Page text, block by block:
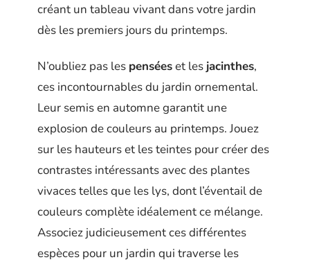
créant un tableau vivant dans votre jardin
dès les premiers jours du printemps.
N’oubliez pas les penséeset les jacinthes,
ces incontournables du jardin ornemental.
Leur semis en automne garantit une
explosion de couleurs au printemps. Jouez
sur les hauteurs et les teintes pour créer des
contrastes intéressants avec des plantes
vivaces telles que les lys, dont l’éventail de
couleurs complète idéalement ce mélange.
Associez judicieusement ces différentes
espèces pour un jardin qui traverse les